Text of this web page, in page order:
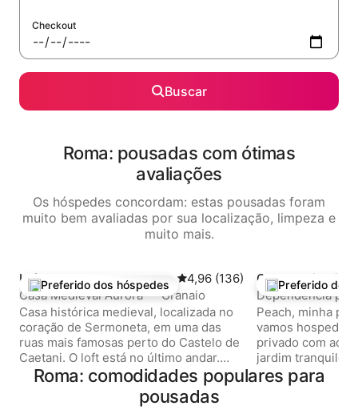
Checkout
Buscar
Roma: pousadas com ótimas
avaliações
Os hóspedes concordam: estas pousadas foram
muito bem avaliadas por sua localização, limpeza e
muito mais.
Entre os melhores preferidos dos hóspedes
Preferido dos hóspedes
Loft ⋅ Sermoneta 4,96 de uma avaliação média
4,96 (136)
Casa Medieval Aurora — Granaio
Casa histórica medieval, localizada no
coração de Sermoneta, em uma das
ruas mais famosas perto do Castelo de
Caetani. O loft está no último andar.
Está equipado com uma cozinha
pequena, cama tamanho queen e um
banheiro bem mobiliado com chuveiro.
Entre os
Preferido dos
Quarto privativo
Dependência
Flaminio - Roma
Peach, minha
vamos hospedar
privado com
jardim tranquilo,
da rua. Muitos hóspedes o vivenciam
como um
Roma: comodidades populares para
pousadas